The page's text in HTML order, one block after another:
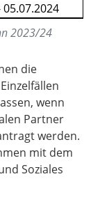
05.07.2024
2023/24
die
wenn
Partner
werden.
mit dem
Soziales